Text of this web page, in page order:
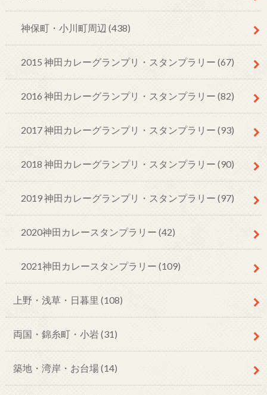
神保町・小川町周辺 (438)
2015 神田カレーグランプリ・スタンプラリー (67)
2016 神田カレーグランプリ・スタンプラリー (82)
2017 神田カレーグランプリ・スタンプラリー (93)
2018 神田カレーグランプリ・スタンプラリー (90)
2019 神田カレーグランプリ・スタンプラリー (97)
2020神田カレースタンプラリー (42)
2021神田カレースタンプラリー (109)
上野・浅草・日暮里 (108)
両国・錦糸町・小岩(31)
築地・湾岸・お台場(14)